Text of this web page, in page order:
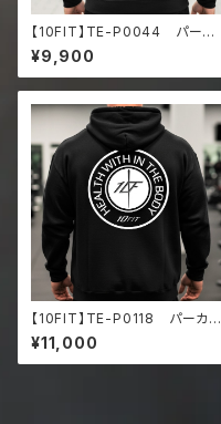
【10FIT】TE-P0044 パーカ
ー トレーニング 筋トレ 10F
ITアートデザイン
¥9,900
【10FIT】TE-P0118 パーカ
ー 筋トレ トレーニング プ
レミアム フルジップパーカー
¥11,000